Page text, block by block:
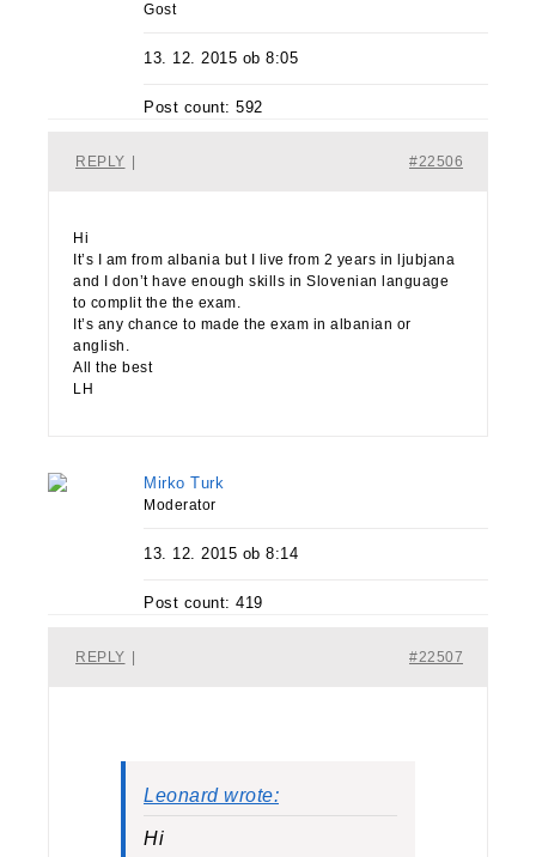
Gost
13. 12. 2015 ob 8:05
Post count: 592
#22506
REPLY
Hi
It’s I am from albania but I live from 2 years in ljubjana
and I don’t have enough skills in Slovenian language
to complit the the exam.
It’s any chance to made the exam in albanian or
anglish.
All the best
LH
Mirko Turk
Moderator
13. 12. 2015 ob 8:14
Post count: 419
#22507
REPLY
Leonard wrote:
Hi